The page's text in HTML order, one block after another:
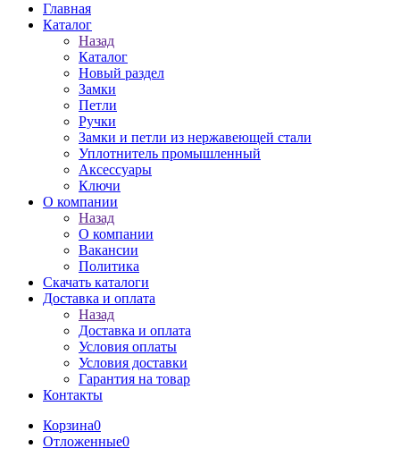
Главная
Каталог
Назад
Каталог
Новый раздел
Замки
Петли
Ручки
Замки и петли из нержавеющей стали
Уплотнитель промышленный
Аксессуары
Ключи
О компании
Назад
О компании
Вакансии
Политика
Скачать каталоги
Доставка и оплата
Назад
Доставка и оплата
Условия оплаты
Условия доставки
Гарантия на товар
Контакты
Корзина0
Отложенные0